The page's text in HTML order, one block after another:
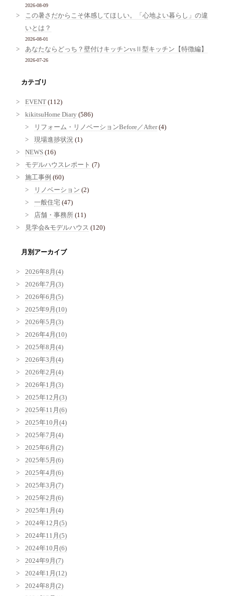
2026-08-09
この暑さだからこそ体感してほしい。「心地よい暮らし」の違
いとは？
2026-08-01
あなたならどっち？壁付けキッチンvsⅡ型キッチン【特徴編】
2026-07-26
カテゴリ
EVENT (112)
kikitsuHome Diary (586)
リフォーム・リノベーションBefore／After(4)
現場進捗状況 (1)
NEWS (16)
モデルハウスレポート (7)
施工事例 (60)
リノベーション (2)
一般住宅 (47)
店舗・事務所 (11)
見学会&モデルハウス (120)
月別アーカイブ
2026年8月(4)
2026年7月(3)
2026年6月(5)
2025年9月(10)
2026年5月(3)
2026年4月(10)
2025年8月(4)
2026年3月(4)
2026年2月(4)
2026年1月(3)
2025年12月(3)
2025年11月(6)
2025年10月(4)
2025年7月(4)
2025年6月(2)
2025年5月(6)
2025年4月(6)
2025年3月(7)
2025年2月(6)
2025年1月(4)
2024年12月(5)
2024年11月(5)
2024年10月(6)
2024年9月(7)
2024年1月(12)
2024年8月(2)